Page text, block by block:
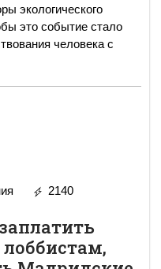
экологического
это событие стало
человека с
2140